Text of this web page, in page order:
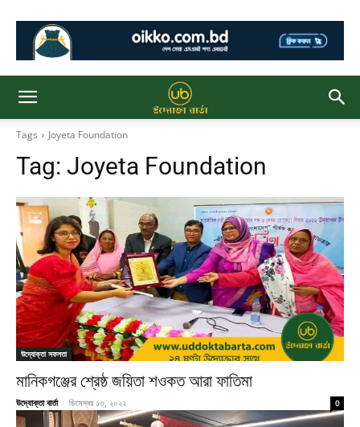
Tags Joyeta Foundation
Tag: Joyeta Foundation
উদ্যোক্তা সফলতা
মানিকগঞ্জের শ্রেষ্ঠ জয়িতা শওকত আরা ফাতিমা
উদ্যোক্তা বার্তা - ডিসেম্বর ১৩, ২০২২ 0